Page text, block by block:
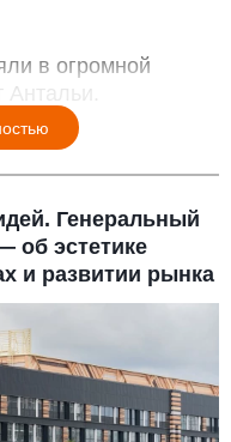
в огромной
Генеральный
об эстетике
и развитии рынка